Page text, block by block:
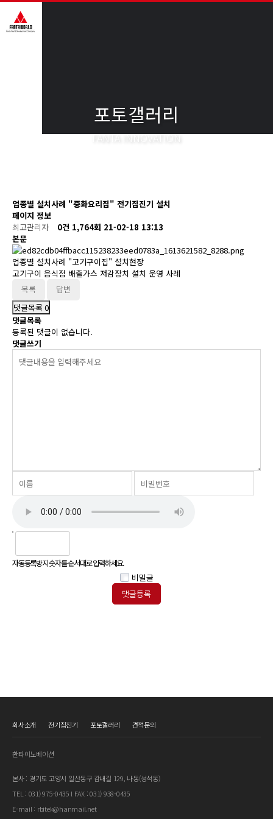
포토갤러리
FANTA INNOVATION
업종별 설치사례 "중화요리집" 전기집진기 설치
페이지 정보
최고관리자
0건 1,764회 21-02-18 13:13
본문
업종별 설치사례 "고기구이집" 설치현장
고기구이 음식점 배출가스 저감장치 설치 운영 사례
목록 답변
댓글목록 0
댓글목록
등록된 댓글이 없습니다.
댓글쓰기
자동등록방지 숫자를 순서대로 입력하세요.
비밀글
회사소개 전기집진기 포토갤러리 견적문의
환타이노베이션
본사 : 경기도 고양시 일산동구 감내길 129, 나동(성석동)
TEL : 031) 975-0435 l FAX : 031) 938-0435
E-mail : rbitek@hanmail.net